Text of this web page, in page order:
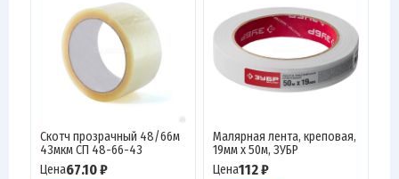
Скотч прозрачный 48/66м
43мкм СП 48-66-43
Цена67.10 ₽
Малярная лента, креповая,
19мм х 50м, ЗУБР
Цена112 ₽